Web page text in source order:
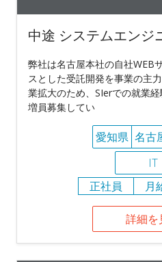
中途 システムエンジ
弊社は名古屋本社の自社WEB
スとした受託開発を事業の主
業拡大のため、SIerでの就業
増員募集してい
愛知県 名古
IT
正社員
月
詳細を